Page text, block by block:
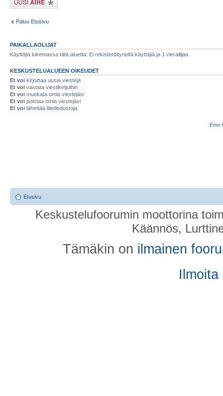
Paluu Etusivu
PAIKALLAOLIJAT
Käyttäjiä lukemassa tätä aluetta: Ei rekisteröityneitä käyttäjiä ja 1 vierailijaa
KESKUSTELUALUEEN OIKEUDET
Et voi kirjoittaa uusia viestejä
Et voi vastata viestiketjuihin
Et voi muokata omia viestejäsi
Et voi poistaa omia viestejäsi
Et voi lähettää liitetiedostoja.
Error
Etusivu
Keskustelufoorumin moottorina
Käännös,
Tämäkin on ilmainen